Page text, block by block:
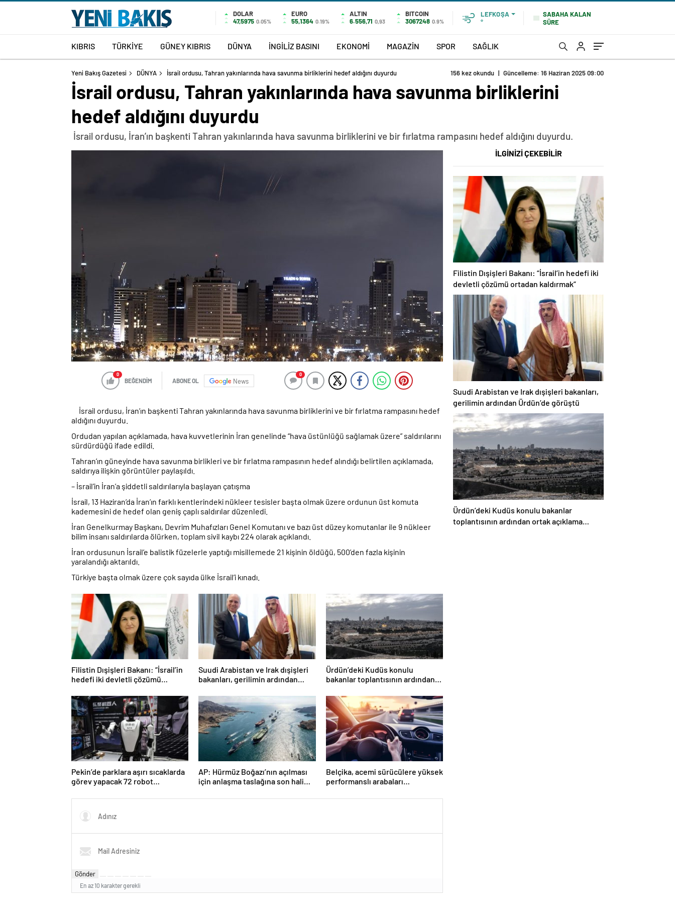
DOLAR
47,5975 0.05%
EURO
55,1364 0.19%
ALTIN
6.556,71 0,93
BITCOIN
3067248 0.9%
LEFKOŞA
°
SABAHA KALAN
SÜRE
KIBRIS TÜRKİYE GÜNEY KIBRIS DÜNYA İNGİLİZ BASINI EKONOMİ MAGAZİN SPOR SAĞLIK
Yeni Bakış Gazetesi DÜNYA İsrail ordusu, Tahran yakınlarında hava savunma birliklerini hedef aldığını duyurdu 156 kez okundu | Güncelleme: 16 Haziran 2025 09:00
İsrail ordusu, Tahran yakınlarında hava savunma birliklerini
hedef aldığını duyurdu
İsrail ordusu, İran’ın başkenti Tahran yakınlarında hava savunma birliklerini ve bir fırlatma rampasını hedef aldığını duyurdu.
0
BEĞENDİM ABONE OL News
0
İsrail ordusu, İran’ın başkenti Tahran yakınlarında hava savunma birliklerini ve bir fırlatma rampasını hedef
aldığını duyurdu.
Ordudan yapılan açıklamada, hava kuvvetlerinin İran genelinde “hava üstünlüğü sağlamak üzere” saldırılarını
sürdürdüğü ifade edildi.
Tahran’ın güneyinde hava savunma birlikleri ve bir fırlatma rampasının hedef alındığı belirtilen açıklamada,
saldırıya ilişkin görüntüler paylaşıldı.
– İsrail’in İran’a şiddetli saldırılarıyla başlayan çatışma
İsrail, 13 Haziran’da İran’ın farklı kentlerindeki nükleer tesisler başta olmak üzere ordunun üst komuta
kademesini de hedef olan geniş çaplı saldırılar düzenledi.
İran Genelkurmay Başkanı, Devrim Muhafızları Genel Komutanı ve bazı üst düzey komutanlar ile 9 nükleer
bilim insanı saldırılarda ölürken, toplam sivil kaybı 224 olarak açıklandı.
İran ordusunun İsrail’e balistik füzelerle yaptığı misillemede 21 kişinin öldüğü, 500’den fazla kişinin
yaralandığı aktarıldı.
Türkiye başta olmak üzere çok sayıda ülke İsrail’i kınadı.
Filistin Dışişleri Bakanı: “İsrail’in
hedefi iki devletli çözümü
Suudi Arabistan ve Irak dışişleri
bakanları, gerilimin ardından
Ürdün’deki Kudüs konulu
bakanlar toplantısının ardından
Pekin’de parklara aşırı sıcaklarda
görev yapacak 72 robot
AP: Hürmüz Boğazı’nın açılması
için anlaşma taslağına son hali
Belçika, acemi sürücülere yüksek
performanslı arabaları
Gönder
En az 10 karakter gerekli
İLGİNİZİ ÇEKEBİLİR
Filistin Dışişleri Bakanı: “İsrail’in hedefi iki
devletli çözümü ortadan kaldırmak”
Suudi Arabistan ve Irak dışişleri bakanları,
gerilimin ardından Ürdün’de görüştü
Ürdün’deki Kudüs konulu bakanlar
toplantısının ardından ortak açıklama